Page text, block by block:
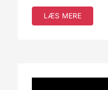
LÆS MERE